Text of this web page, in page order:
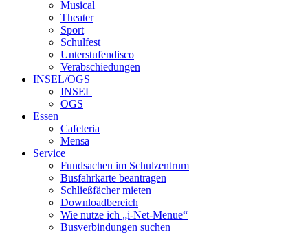
Musical
Theater
Sport
Schulfest
Unterstufendisco
Verabschiedungen
INSEL/OGS
INSEL
OGS
Essen
Cafeteria
Mensa
Service
Fundsachen im Schulzentrum
Busfahrkarte beantragen
Schließfächer mieten
Downloadbereich
Wie nutze ich „i-Net-Menue“
Busverbindungen suchen